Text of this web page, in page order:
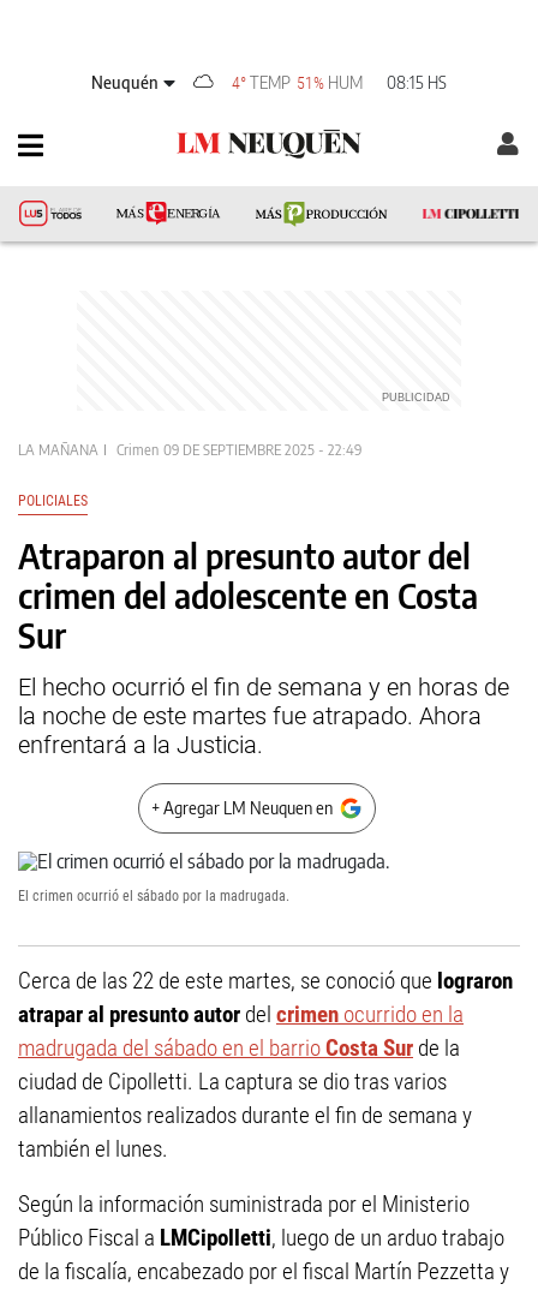
Neuquén 4° TEMP 51% HUM 08:15 HS
LA MAÑANA Crimen 09 DE SEPTIEMBRE 2025 - 22:49
POLICIALES
Atraparon al presunto autor del
crimen del adolescente en Costa
Sur
El hecho ocurrió el fin de semana y en horas de
la noche de este martes fue atrapado. Ahora
enfrentará a la Justicia.
+ Agregar LM Neuquen en
El crimen ocurrió el sábado por la madrugada.
Cerca de las 22 de este martes, se conoció que lograron
atrapar al presunto autor del crimen ocurrido en la
madrugada del sábado en el barrioCosta Sur de la
ciudad de Cipolletti. La captura se dio tras varios
allanamientos realizados durante el fin de semana y
también el lunes.
Según la información suministrada por el Ministerio
Público Fiscal a LMCipolletti, luego de un arduo trabajo
de la fiscalía, encabezado por el fiscal Martín Pezzetta y